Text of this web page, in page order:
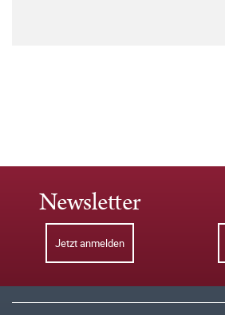
Newsletter
Jetzt anmelden